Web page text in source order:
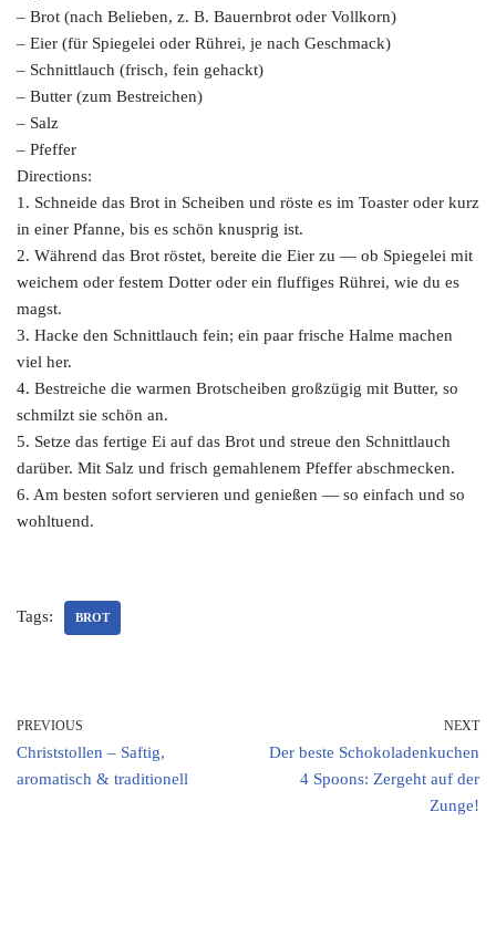
– Brot (nach Belieben, z. B. Bauernbrot oder Vollkorn)
– Eier (für Spiegelei oder Rührei, je nach Geschmack)
– Schnittlauch (frisch, fein gehackt)
– Butter (zum Bestreichen)
– Salz
– Pfeffer
Directions:
1. Schneide das Brot in Scheiben und röste es im Toaster oder kurz
in einer Pfanne, bis es schön knusprig ist.
2. Während das Brot röstet, bereite die Eier zu — ob Spiegelei mit
weichem oder festem Dotter oder ein fluffiges Rührei, wie du es
magst.
3. Hacke den Schnittlauch fein; ein paar frische Halme machen
viel her.
4. Bestreiche die warmen Brotscheiben großzügig mit Butter, so
schmilzt sie schön an.
5. Setze das fertige Ei auf das Brot und streue den Schnittlauch
darüber. Mit Salz und frisch gemahlenem Pfeffer abschmecken.
6. Am besten sofort servieren und genießen — so einfach und so
wohltuend.
Tags: BROT
PREVIOUS
Christstollen – Saftig,
aromatisch & traditionell
NEXT
Der beste Schokoladenkuchen
4 Spoons: Zergeht auf der
Zunge!